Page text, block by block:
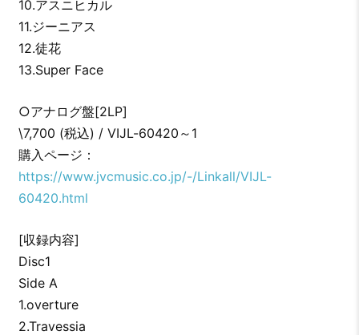
10.アスニヒカル
11.ジーニアス
12.徒花
13.Super Face
○アナログ盤[2LP]
\7,700 (税込) / VIJL-60420～1
購入ページ：
https://www.jvcmusic.co.jp/-/Linkall/VIJL-
60420.html
[収録内容]
Disc1
Side A
1.overture
2.Travessia